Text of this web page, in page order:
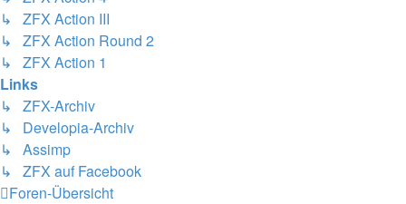
↳ ZFX Action III
↳ ZFX Action Round 2
↳ ZFX Action 1
Links
↳ ZFX-Archiv
↳ Developia-Archiv
↳ Assimp
↳ ZFX auf Facebook
Foren-Übersicht